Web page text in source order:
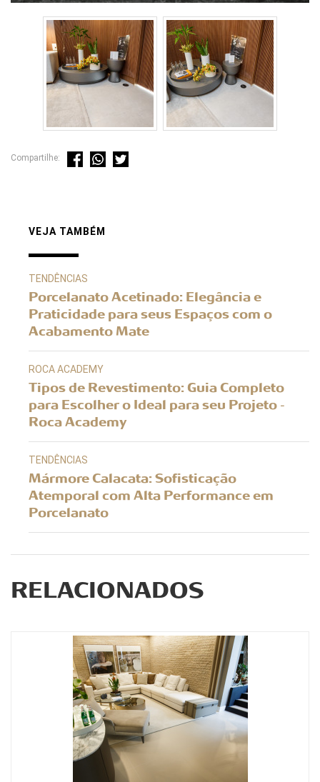
Compartilhe:
VEJA TAMBÉM
TENDÊNCIAS
Porcelanato Acetinado: Elegância e
Praticidade para seus Espaços com o
Acabamento Mate
ROCA ACADEMY
Tipos de Revestimento: Guia Completo
para Escolher o Ideal para seu Projeto -
Roca Academy
TENDÊNCIAS
Mármore Calacata: Sofisticação
Atemporal com Alta Performance em
Porcelanato
RELACIONADOS